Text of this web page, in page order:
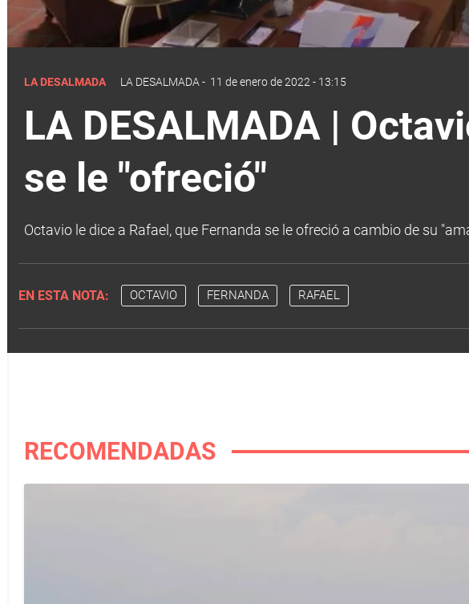
LA DESALMADA LA DESALMADA - 11 de enero de 2022 - 13:15
LA DESALMADA |
se le "ofreció"
Octavio le dice a Rafael, que Fernanda se le ofreció a cambio de su
EN ESTA NOTA: OCTAVIO FERNANDA RAFAEL
RECOMENDADAS